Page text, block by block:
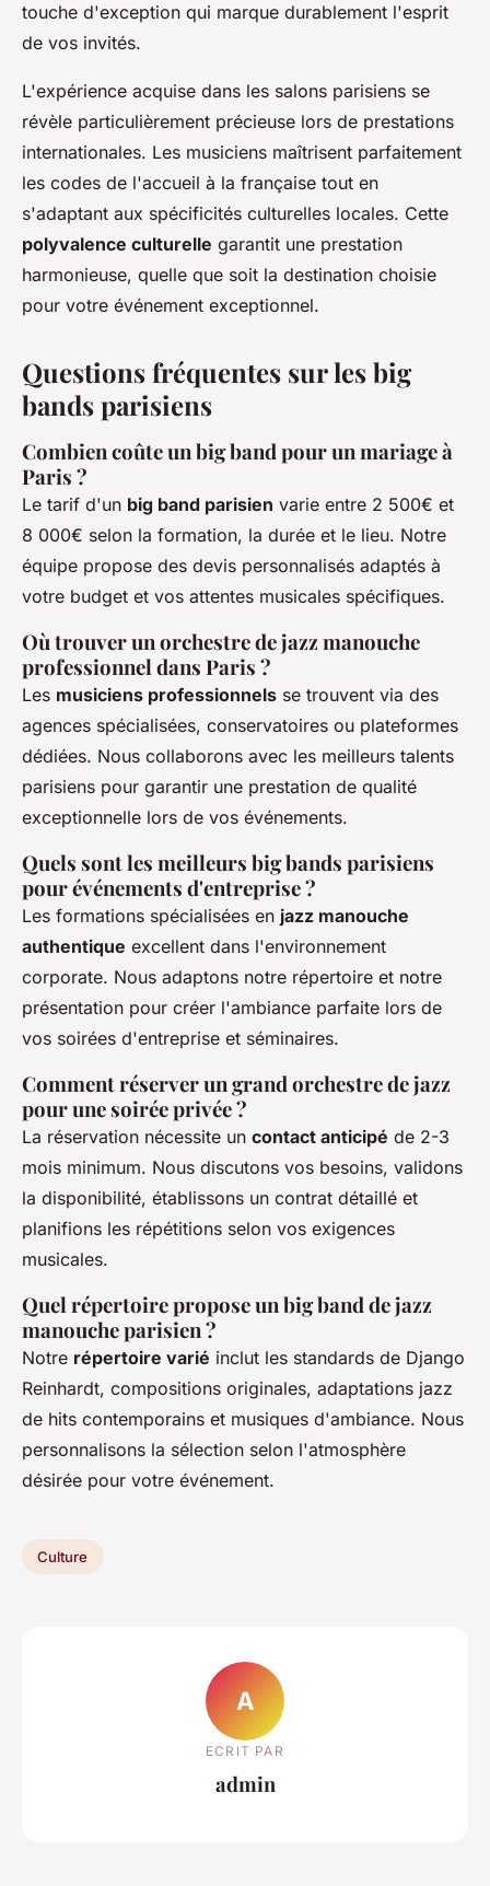
touche d'exception qui marque durablement l'esprit
de vos invités.
L'expérience acquise dans les salons parisiens se
révèle particulièrement précieuse lors de prestations
internationales. Les musiciens maîtrisent parfaitement
les codes de l'accueil à la française tout en
s'adaptant aux spécificités culturelles locales. Cette
polyvalence culturelle garantit une prestation
harmonieuse, quelle que soit la destination choisie
pour votre événement exceptionnel.
Questions fréquentes sur les big
bands parisiens
Combien coûte un big band pour un mariage à
Paris ?
Le tarif d'un big band parisien varie entre 2 500€ et
8 000€ selon la formation, la durée et le lieu. Notre
équipe propose des devis personnalisés adaptés à
votre budget et vos attentes musicales spécifiques.
Où trouver un orchestre de jazz manouche
professionnel dans Paris ?
Les musiciens professionnels se trouvent via des
agences spécialisées, conservatoires ou plateformes
dédiées. Nous collaborons avec les meilleurs talents
parisiens pour garantir une prestation de qualité
exceptionnelle lors de vos événements.
Quels sont les meilleurs big bands parisiens
pour événements d'entreprise ?
Les formations spécialisées en jazz manouche
authentique excellent dans l'environnement
corporate. Nous adaptons notre répertoire et notre
présentation pour créer l'ambiance parfaite lors de
vos soirées d'entreprise et séminaires.
Comment réserver un grand orchestre de jazz
pour une soirée privée ?
La réservation nécessite un contact anticipé de 2-3
mois minimum. Nous discutons vos besoins, validons
la disponibilité, établissons un contrat détaillé et
planifions les répétitions selon vos exigences
musicales.
Quel répertoire propose un big band de jazz
manouche parisien ?
Notre répertoire varié inclut les standards de Django
Reinhardt, compositions originales, adaptations jazz
de hits contemporains et musiques d'ambiance. Nous
personnalisons la sélection selon l'atmosphère
désirée pour votre événement.
Culture
A
ECRIT PAR
admin